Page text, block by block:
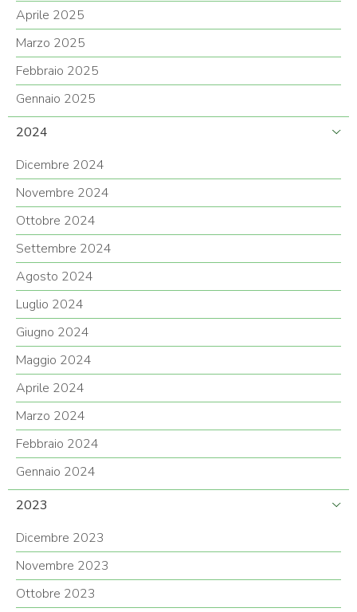
Aprile 2025
Marzo 2025
Febbraio 2025
Gennaio 2025
2024
Dicembre 2024
Novembre 2024
Ottobre 2024
Settembre 2024
Agosto 2024
Luglio 2024
Giugno 2024
Maggio 2024
Aprile 2024
Marzo 2024
Febbraio 2024
Gennaio 2024
2023
Dicembre 2023
Novembre 2023
Ottobre 2023